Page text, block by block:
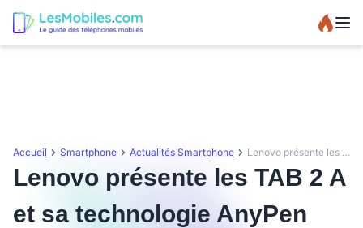
Accueil Smartphone Actualités Smartphone Lenovo présente les TAB 2 A et sa technologie AnyPen pour YOGA Tablet 2 (CES 2015)
Lenovo présente les TAB 2 A
et sa technologie AnyPen